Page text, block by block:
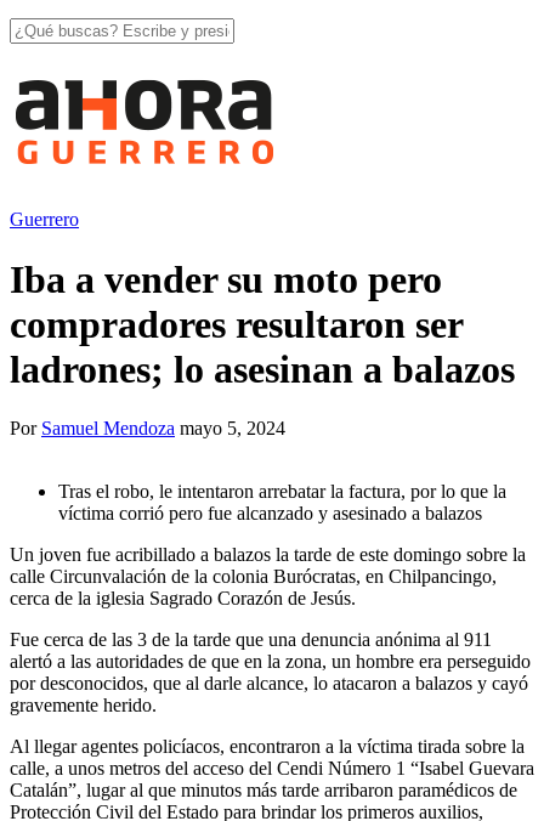
Guerrero
Iba a vender su moto pero
compradores resultaron ser
ladrones; lo asesinan a balazos
Por Samuel Mendoza mayo 5, 2024
Tras el robo, le intentaron arrebatar la factura, por lo que la
víctima corrió pero fue alcanzado y asesinado a balazos
Un joven fue acribillado a balazos la tarde de este domingo sobre la
calle Circunvalación de la colonia Burócratas, en Chilpancingo,
cerca de la iglesia Sagrado Corazón de Jesús.
Fue cerca de las 3 de la tarde que una denuncia anónima al 911
alertó a las autoridades de que en la zona, un hombre era perseguido
por desconocidos, que al darle alcance, lo atacaron a balazos y cayó
gravemente herido.
Al llegar agentes policíacos, encontraron a la víctima tirada sobre la
calle, a unos metros del acceso del Cendi Número 1 “Isabel Guevara
Catalán”, lugar al que minutos más tarde arribaron paramédicos de
Protección Civil del Estado para brindar los primeros auxilios,